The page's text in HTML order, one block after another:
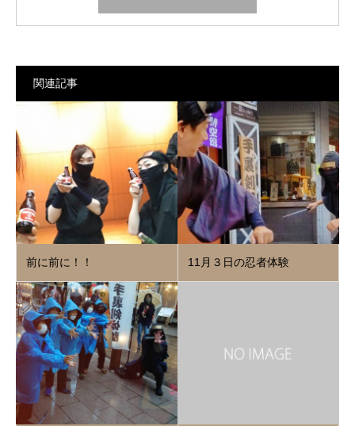
関連記事
前に前に！！ 11月３日の忍者体験